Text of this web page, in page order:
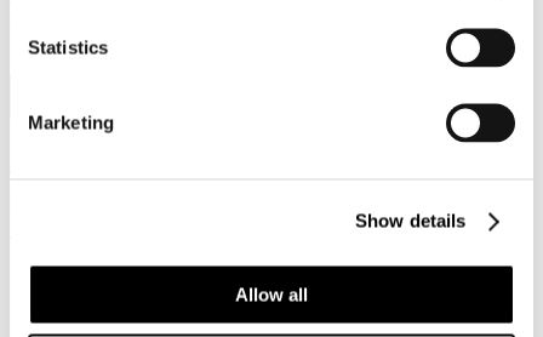
Statistics
Marketing
Show details
Allow all
Di fronte all'incertezza rimane la certezza: dove è